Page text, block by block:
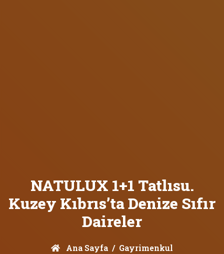
NATULUX 1+1 Tatlısu.
Kuzey Kıbrıs’ta Denize Sıfır
Daireler
Ana Sayfa Gayrimenkul